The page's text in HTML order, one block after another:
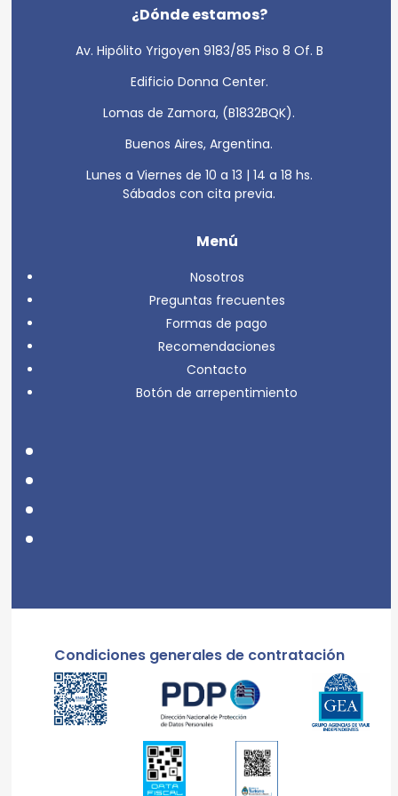
¿Dónde estamos?
Av. Hipólito Yrigoyen 9183/85 Piso 8 Of. B
Edificio Donna Center.
Lomas de Zamora, (B1832BQK).
Buenos Aires, Argentina.
Lunes a Viernes de 10 a 13 | 14 a 18 hs.
Sábados con cita previa.
Menú
Nosotros
Preguntas frecuentes
Formas de pago
Recomendaciones
Contacto
Botón de arrepentimiento
Condiciones generales de contratación